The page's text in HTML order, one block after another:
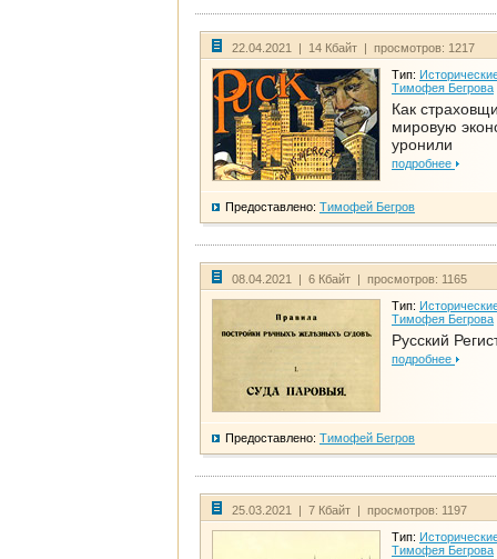
22.04.2021 | 14 Кбайт | просмотров: 1217
Тип:
Тимофея Бегрова
Как
мировую
уронили
подробнее
Предоставлено: Тимофей Бегров
08.04.2021 | 6 Кбайт | просмотров: 1165
Тип:
Тимофея Бегрова
Русский
подробнее
Предоставлено: Тимофей Бегров
25.03.2021 | 7 Кбайт | просмотров: 1197
Тип:
Тимофея Бегрова